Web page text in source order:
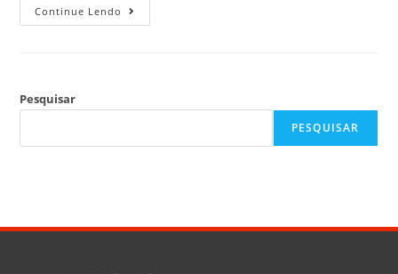
Continue Lendo
Pesquisar
PESQUISAR